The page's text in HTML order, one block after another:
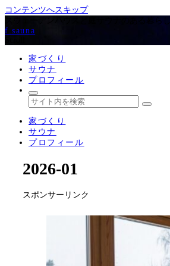
コンテンツへスキップ
スウェーデンハウスと庭サウナのある暮らし
f.sauna
家づくり
サウナ
プロフィール
家づくり
サウナ
プロフィール
2026-01
スポンサーリンク